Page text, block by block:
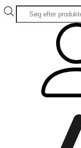
Products
search